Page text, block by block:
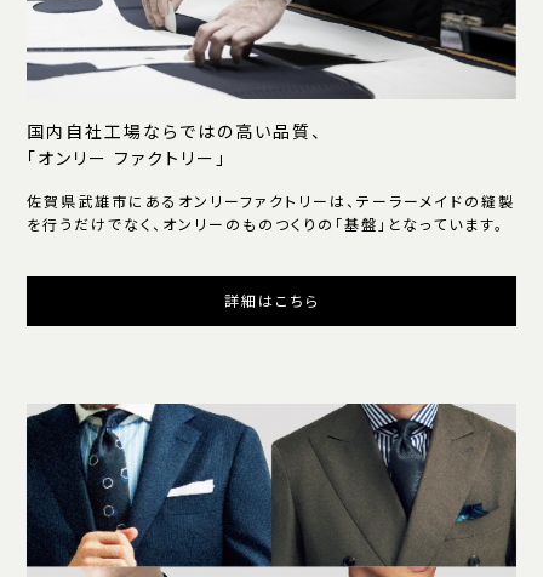
国内自社工場ならではの高い品質、
「オンリー ファクトリー」
佐賀県武雄市にあるオンリーファクトリーは、テーラーメイドの縫製
を行うだけでなく、オンリーのものつくりの「基盤」となっています。
詳細はこちら